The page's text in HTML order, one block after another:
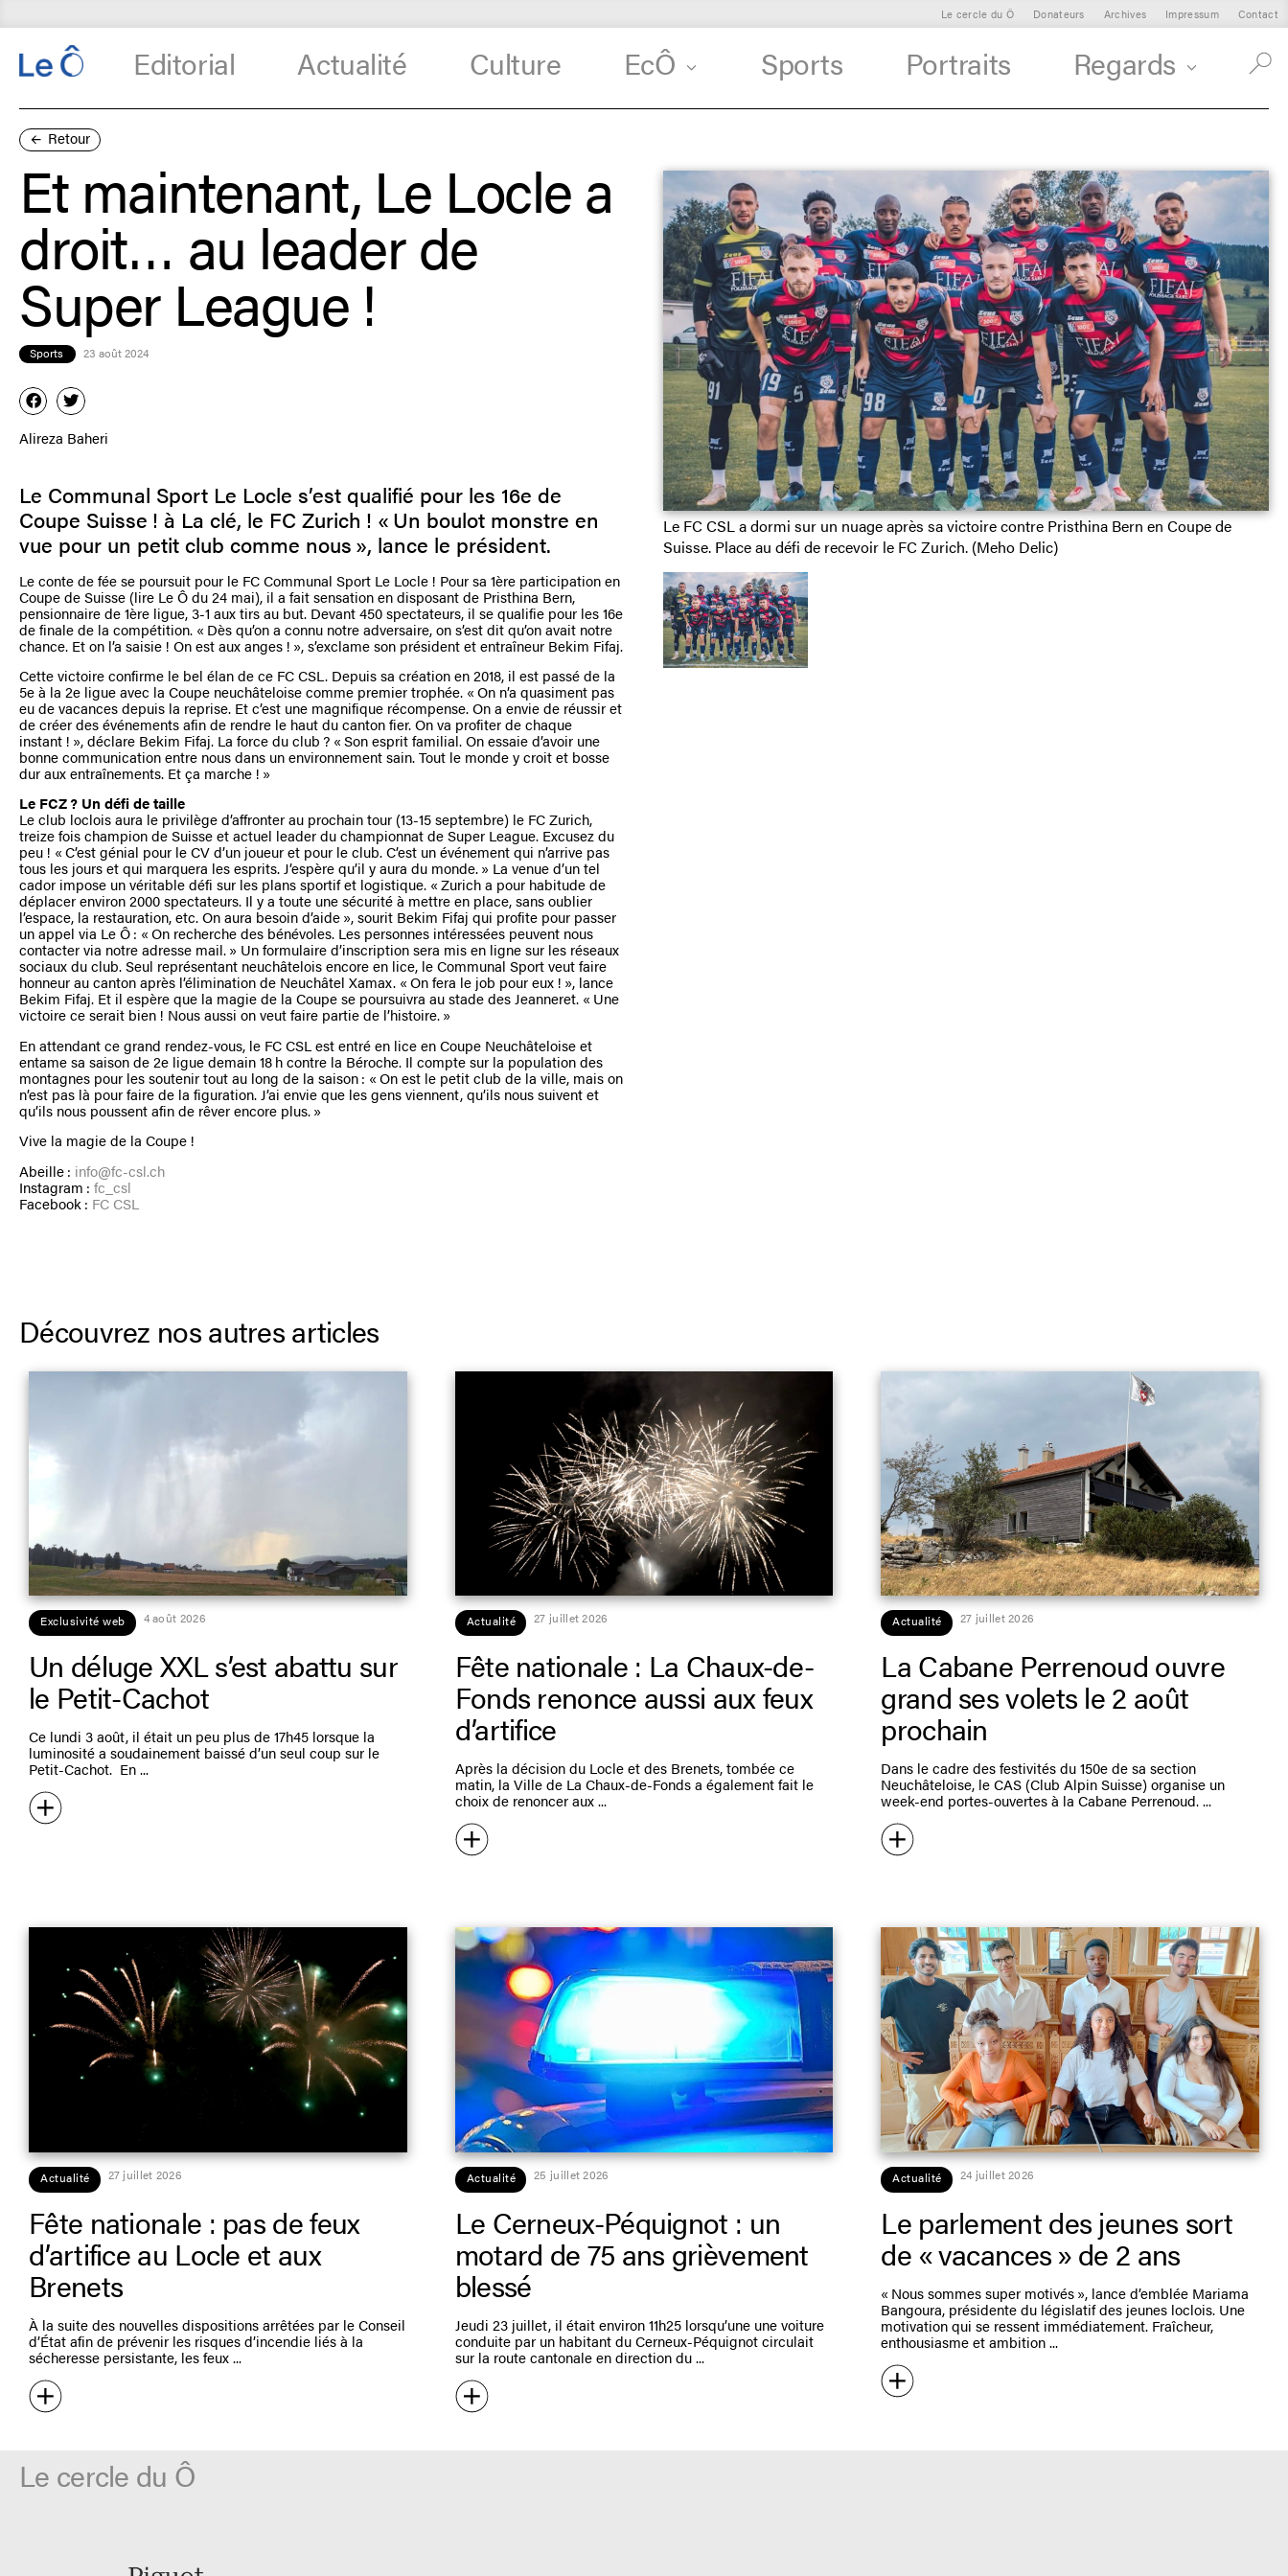
Le cercle du Ô Donateurs Archives Impressum Contact
Editorial Actualité Culture EcÔ Sports Portraits Regards
Retour
Et maintenant, Le Locle a
droit… au leader de
Super League !
Sports 23 août 2024
Alireza Baheri
Le Communal Sport Le Locle s’est qualifié pour les 16e de
Coupe Suisse ! à La clé, le FC Zurich ! « Un boulot monstre en
vue pour un petit club comme nous », lance le président.
Le conte de fée se poursuit pour le FC Communal Sport Le Locle ! Pour sa 1ère participation en
Coupe de Suisse (lire Le Ô du 24 mai), il a fait sensation en disposant de Pristhina Bern,
pensionnaire de 1ère ligue, 3-1 aux tirs au but. Devant 450 spectateurs, il se qualifie pour les 16e
de finale de la compétition. « Dès qu’on a connu notre adversaire, on s’est dit qu’on avait notre
chance. Et on l’a saisie ! On est aux anges ! », s’exclame son président et entraîneur Bekim Fifaj.
Cette victoire confirme le bel élan de ce FC CSL. Depuis sa création en 2018, il est passé de la
5e à la 2e ligue avec la Coupe neuchâteloise comme premier trophée. « On n’a quasiment pas
eu de vacances depuis la reprise. Et c’est une magnifique récompense. On a envie de réussir et
de créer des événements afin de rendre le haut du canton fier. On va profiter de chaque
instant ! », déclare Bekim Fifaj. La force du club ? « Son esprit familial. On essaie d’avoir une
bonne communication entre nous dans un environnement sain. Tout le monde y croit et bosse
dur aux entraînements. Et ça marche ! »
Le FCZ ? Un défi de taille
Le club loclois aura le privilège d’affronter au prochain tour (13-15 septembre) le FC Zurich,
treize fois champion de Suisse et actuel leader du championnat de Super League. Excusez du
peu ! « C’est génial pour le CV d’un joueur et pour le club. C’est un événement qui n’arrive pas
tous les jours et qui marquera les esprits. J’espère qu’il y aura du monde. » La venue d’un tel
cador impose un véritable défi sur les plans sportif et logistique. « Zurich a pour habitude de
déplacer environ 2000 spectateurs. Il y a toute une sécurité à mettre en place, sans oublier
l’espace, la restauration, etc. On aura besoin d’aide », sourit Bekim Fifaj qui profite pour passer
un appel via Le Ô : « On recherche des bénévoles. Les personnes intéressées peuvent nous
contacter via notre adresse mail. » Un formulaire d’inscription sera mis en ligne sur les réseaux
sociaux du club. Seul représentant neuchâtelois encore en lice, le Communal Sport veut faire
honneur au canton après l’élimination de Neuchâtel Xamax. « On fera le job pour eux ! », lance
Bekim Fifaj. Et il espère que la magie de la Coupe se poursuivra au stade des Jeanneret. « Une
victoire ce serait bien ! Nous aussi on veut faire partie de l’histoire. »
En attendant ce grand rendez-vous, le FC CSL est entré en lice en Coupe Neuchâteloise et
entame sa saison de 2e ligue demain 18 h contre la Béroche. Il compte sur la population des
montagnes pour les soutenir tout au long de la saison : « On est le petit club de la ville, mais on
n’est pas là pour faire de la figuration. J’ai envie que les gens viennent, qu’ils nous suivent et
qu’ils nous poussent afin de rêver encore plus. »
Vive la magie de la Coupe !
Abeille : info@fc-csl.ch
Instagram : fc_csl
Facebook : FC CSL
Le FC CSL a dormi sur un nuage après sa victoire contre Pristhina Bern en Coupe de
Suisse. Place au défi de recevoir le FC Zurich. (Meho Delic)
Découvrez nos autres articles
Exclusivité web 4 août 2026
Un déluge XXL s’est abattu sur
le Petit-Cachot
Ce lundi 3 août, il était un peu plus de 17h45 lorsque la
luminosité a soudainement baissé d’un seul coup sur le
Petit-Cachot. En
Actualité 27 juillet 2026
Fête nationale : La Chaux-de-
Fonds renonce aussi aux feux
d’artifice
Après la décision du Locle et des Brenets, tombée ce
matin, la Ville de La Chaux-de-Fonds a également fait le
choix de renoncer aux
Actualité 27 juillet 2026
La Cabane Perrenoud ouvre
grand ses volets le 2 août
prochain
Dans le cadre des festivités du 150e de sa section
Neuchâteloise, le CAS (Club Alpin Suisse) organise un
week-end portes-ouvertes à la Cabane Perrenoud.
Actualité 27 juillet 2026
Fête nationale : pas de feux
d’artifice au Locle et aux
Brenets
À la suite des nouvelles dispositions arrêtées par le Conseil
d’État afin de prévenir les risques d’incendie liés à la
sécheresse persistante, les feux
Actualité 25 juillet 2026
Le Cerneux-Péquignot : un
motard de 75 ans grièvement
blessé
Jeudi 23 juillet, il était environ 11h25 lorsqu’une une voiture
conduite par un habitant du Cerneux-Péquignot circulait
sur la route cantonale en direction du
Actualité 24 juillet 2026
Le parlement des jeunes sort
de « vacances » de 2 ans
« Nous sommes super motivés », lance d’emblée Mariama
Bangoura, présidente du législatif des jeunes loclois. Une
motivation qui se ressent immédiatement. Fraîcheur,
enthousiasme et ambition
Le cercle du Ô